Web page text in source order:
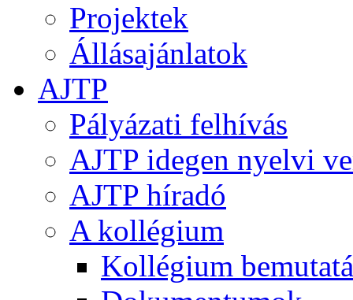
Projektek
Állásajánlatok
AJTP
Pályázati felhívás
AJTP idegen nyelvi
AJTP híradó
A kollégium
Kollégium